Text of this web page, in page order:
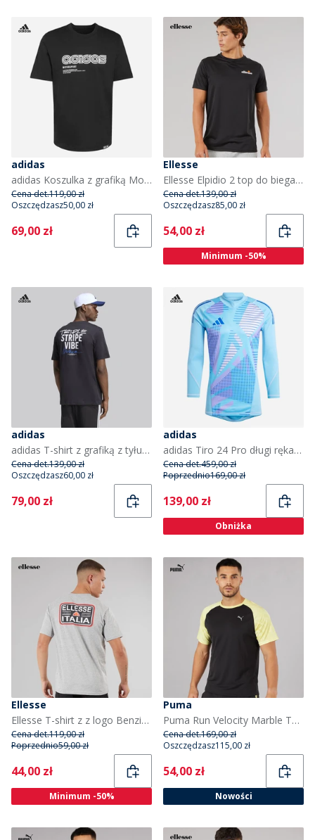
adidas
adidas Koszulka z grafiką Motorsport Linear dla niego kolor Czarny
Cena det.119,00 zł
Oszczędzasz50,00 zł
Current
69,00 zł
Ellesse
Ellesse Elpidio 2 top do biegania dla niego kolor Czarny
Cena det.139,00 zł
Oszczędzasz85,00 zł
Current
54,00 zł
Minimum -50%
adidas
adidas T-shirt z grafiką z tyłu „Triple Stripe Vibe” dla niego kolor Czarny
Cena det.139,00 zł
Oszczędzasz60,00 zł
Current
79,00 zł
adidas
adidas Tiro 24 Pro długi rękaw koszulka bramkarska dla niego kolor jasnoniebieski Burst
Cena det.459,00 zł
Poprzednio169,00 zł
Current
139,00 zł
Obniżka
Ellesse
Ellesse T-shirt z z logo Benzina Heritage na plecach dla niego kolor Grey Marl
Cena det.119,00 zł
Poprzednio59,00 zł
Current
44,00 zł
Minimum -50%
Puma
Puma Run Velocity Marble Top do biegania dla niego kolor Czarny/Żółty
Cena det.169,00 zł
Oszczędzasz115,00 zł
Current
54,00 zł
Nowości